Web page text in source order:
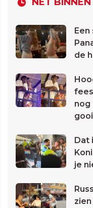
de
nog
Dat
je